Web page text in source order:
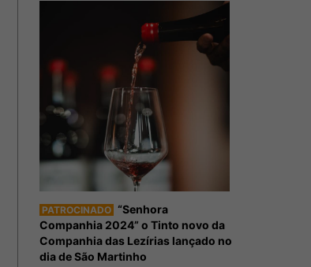
PATROCINADO “Senhora
Companhia 2024” o Tinto novo da
Companhia das Lezírias lançado no
dia de São Martinho